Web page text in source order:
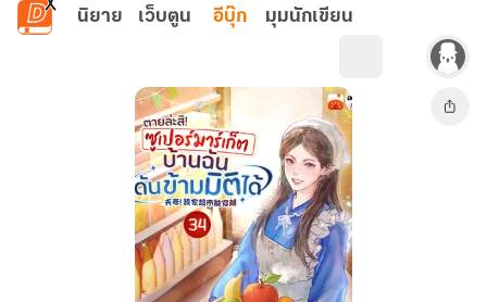
ข้ามไปยังเนื้อหาหลัก
นิยาย เว็บตูน อีบุ๊ก มุมนักเขียน